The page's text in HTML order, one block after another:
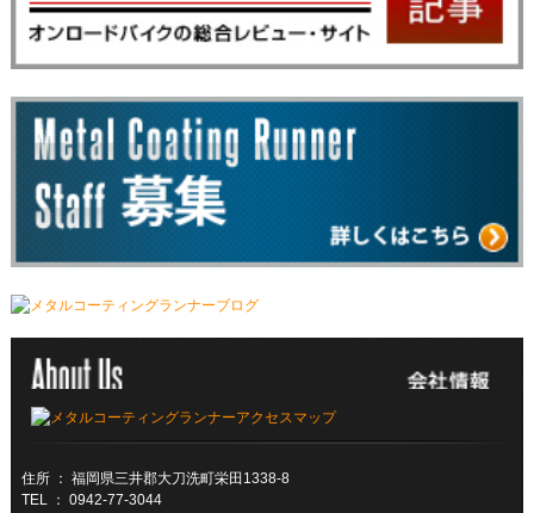
住所 ： 福岡県三井郡大刀洗町栄田1338-8
TEL ： 0942-77-3044